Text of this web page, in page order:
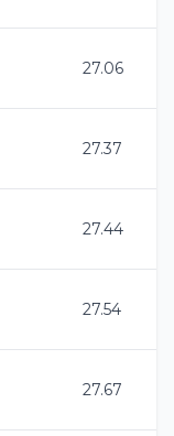
27.06
27.37
27.44
27.54
27.67